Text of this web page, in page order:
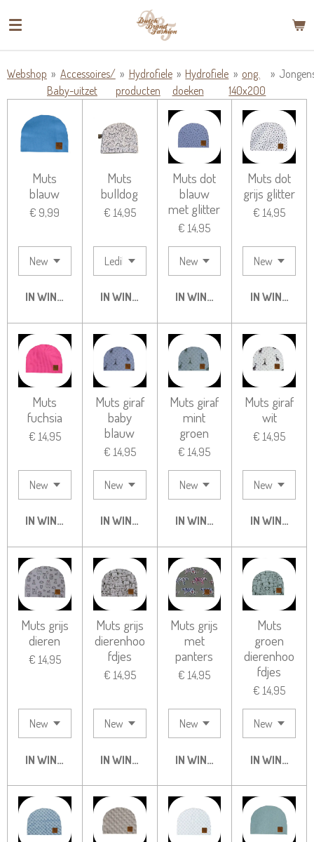
direct
hoofdinhoud
Webshop » Accessoires/
Baby-uitzet
» Hydrofiele
producten
» Hydrofiele
doeken
» ong.
140x200
»
Muts
blauw
€ 9,99
IN WINKELWAGEN
Muts
bulldog
€ 14,95
IN WINKELWAGEN
Muts dot
blauw
met glitter
€ 14,95
IN WINKELWAGEN
Muts dot
grijs glitter
€ 14,95
IN
Muts
fuchsia
€ 14,95
IN WINKELWAGEN
Muts giraf
baby
blauw
€ 14,95
IN WINKELWAGEN
Muts giraf
mint
groen
€ 14,95
IN WINKELWAGEN
Muts giraf
wit
€ 14,95
IN
Muts grijs
dieren
€ 14,95
IN WINKELWAGEN
Muts grijs
dierenhoo
fdjes
€ 14,95
IN WINKELWAGEN
Muts grijs
met
panters
€ 14,95
IN WINKELWAGEN
Muts
groen
dierenhoo
fdjes
€ 14,95
IN